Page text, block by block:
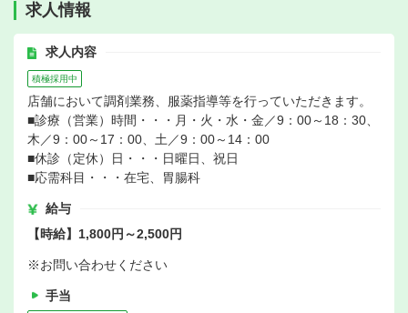
求人情報
求人内容
積極採用中
店舗において調剤業務、服薬指導等を行っていただきます。
■診療（営業）時間・・・月・火・水・金／9：00～18：30、
木／9：00～17：00、土／9：00～14：00
■休診（定休）日・・・日曜日、祝日
■応需科目・・・在宅、胃腸科
給与
【時給】1,800円～2,500円
※お問い合わせください
手当